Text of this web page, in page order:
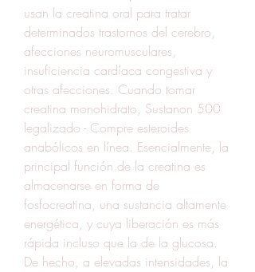
usan la creatina oral para tratar
determinados trastornos del cerebro,
afecciones neuromusculares,
insuficiencia cardíaca congestiva y
otras afecciones. Cuando tomar
creatina monohidrato, Sustanon 500
legalizado - Compre esteroides
anabólicos en línea. Esencialmente, la
principal función de la creatina es
almacenarse en forma de
fosfocreatina, una sustancia altamente
energética, y cuya liberación es más
rápida incluso que la de la glucosa.
De hecho, a elevadas intensidades, la